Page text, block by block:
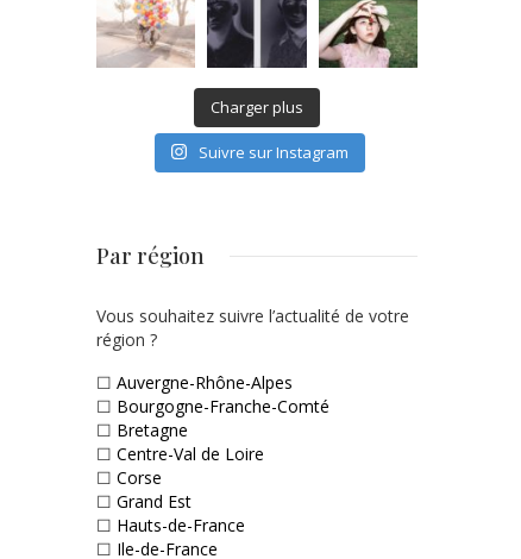
Charger plus
Suivre sur Instagram
Par région
Vous souhaitez suivre l’actualité de votre
région ?
☐ Auvergne-Rhône-Alpes
☐ Bourgogne-Franche-Comté
☐ Bretagne
☐ Centre-Val de Loire
☐ Corse
☐ Grand Est
☐ Hauts-de-France
☐ Ile-de-France